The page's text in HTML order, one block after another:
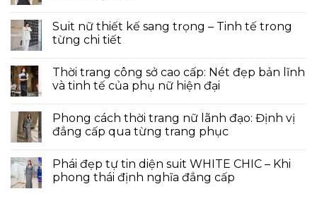
Suit nữ thiết kế sang trọng – Tinh tế trong
từng chi tiết
Thời trang công sở cao cấp: Nét đẹp bản lĩnh
và tinh tế của phụ nữ hiện đại
Phong cách thời trang nữ lãnh đạo: Định vị
đẳng cấp qua từng trang phục
Phái đẹp tự tin diện suit WHITE CHIC – Khi
phong thái định nghĩa đẳng cấp